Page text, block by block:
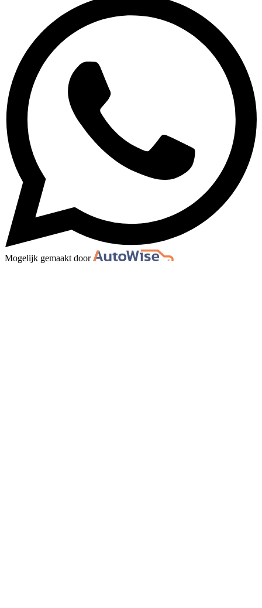
Mogelijk gemaakt door